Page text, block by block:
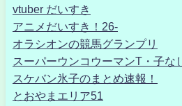
vtuber だいすき
アニメだいすき！26-
オラシオンの競馬グランプリ
スーパーウンコウーマンT・子なし
スケバン氷子のまとめ速報！
とおやまエリア51